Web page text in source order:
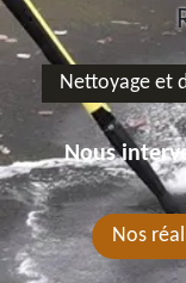
Nettoyage et
Nous
Nos